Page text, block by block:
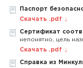
Паспорт
Скачать .pdf
Сертификат
непонятно, цель
Скачать .pdf
Справка из